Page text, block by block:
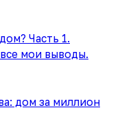
Часть 1.
мои выводы.
дом за миллион